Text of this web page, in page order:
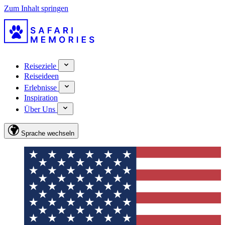
Zum Inhalt springen
Reiseziele
Reiseideen
Erlebnisse
Inspiration
Über Uns
Sprache wechseln